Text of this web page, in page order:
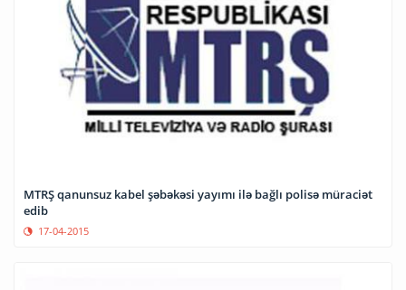
MTRŞ qanunsuz kabel şəbəkəsi yayımı ilə bağlı polisə müraciət
edib
17-04-2015